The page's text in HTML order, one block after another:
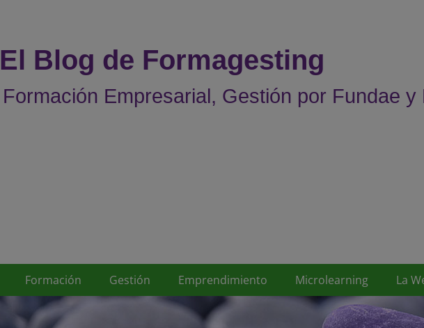
El Blog de Formagesting
Formación Empresarial, Gestión por Fundae y
Formación Gestión Emprendimiento Microlearning La